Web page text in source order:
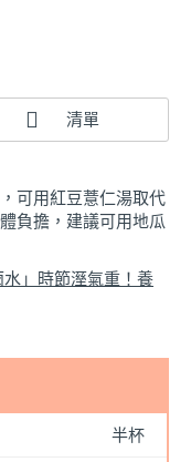
可用紅豆薏仁湯取代
負擔，建議可用地瓜
水」時節溼氣重！養
半杯